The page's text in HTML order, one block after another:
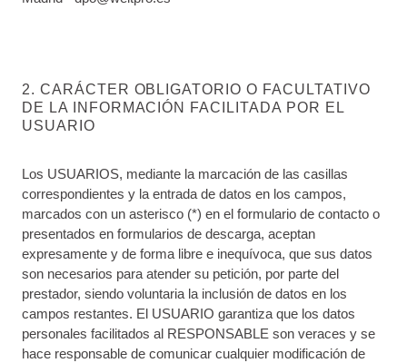
2. CARÁCTER OBLIGATORIO O FACULTATIVO
DE LA INFORMACIÓN FACILITADA POR EL
USUARIO
Los USUARIOS, mediante la marcación de las casillas
correspondientes y la entrada de datos en los campos,
marcados con un asterisco (*) en el formulario de contacto o
presentados en formularios de descarga, aceptan
expresamente y de forma libre e inequívoca, que sus datos
son necesarios para atender su petición, por parte del
prestador, siendo voluntaria la inclusión de datos en los
campos restantes. El USUARIO garantiza que los datos
personales facilitados al RESPONSABLE son veraces y se
hace responsable de comunicar cualquier modificación de